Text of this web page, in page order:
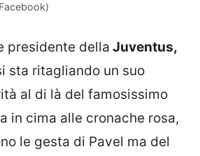
presidente della Juventus,
sta ritagliando un suo
al di là del famosissimo
in cima alle cronache rosa,
le gesta di Pavel ma del